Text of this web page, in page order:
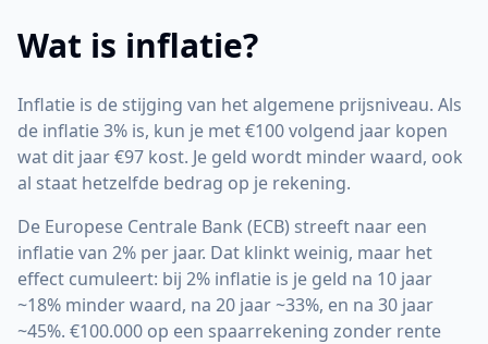
Wat is inflatie?
Inflatie is de stijging van het algemene prijsniveau. Als
de inflatie 3% is, kun je met €100 volgend jaar kopen
wat dit jaar €97 kost. Je geld wordt minder waard, ook
al staat hetzelfde bedrag op je rekening.
De Europese Centrale Bank (ECB) streeft naar een
inflatie van 2% per jaar. Dat klinkt weinig, maar het
effect cumuleert: bij 2% inflatie is je geld na 10 jaar
~18% minder waard, na 20 jaar ~33%, en na 30 jaar
~45%. €100.000 op een spaarrekening zonder rente